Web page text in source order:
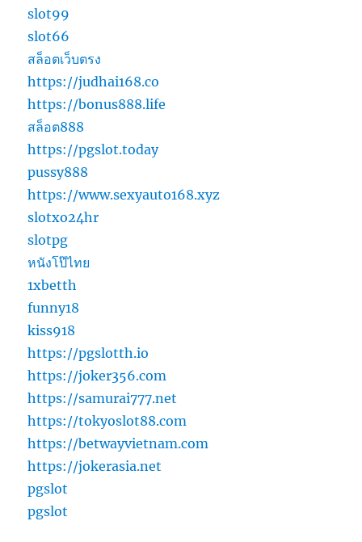
slot99
slot66
สล็อตเว็บตรง
https://judhai168.co
https://bonus888.life
สล็อต888
https://pgslot.today
pussy888
https://www.sexyauto168.xyz
slotxo24hr
slotpg
หนังโป๊ไทย
1xbetth
funny18
kiss918
https://pgslotth.io
https://joker356.com
https://samurai777.net
https://tokyoslot88.com
https://betwayvietnam.com
https://jokerasia.net
pgslot
pgslot